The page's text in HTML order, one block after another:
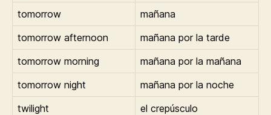
tomorrow
mañana
tomorrow afternoon
mañana por la tarde
tomorrow morning
mañana por la mañana
tomorrow night
mañana por la noche
twilight
el crepúsculo